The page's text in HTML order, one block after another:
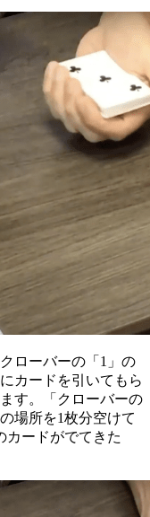
ローバーの「1」の
カードを引いてもら
す。「クローバーの
場所を1枚分空けて
カードがでてきた